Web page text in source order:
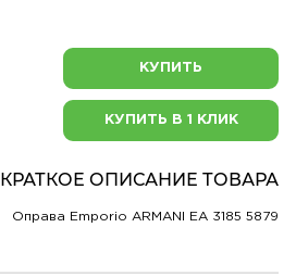
КУПИТЬ
КУПИТЬ В 1 КЛИК
КРАТКОЕ ОПИСАНИЕ ТОВАРА
Оправа Emporio ARMANI EA 3185 5879